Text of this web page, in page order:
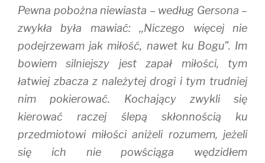
Pewna pobożna niewiasta – według Gersona –
zwykła była mawiać: ,,Niczego więcej nie
podejrzewam jak miłość, nawet ku Bogu”. Im
bowiem silniejszy jest zapał miłości, tym
łatwiej zbacza z należytej drogi i tym trudniej
nim pokierować. Kochający zwykli się
kierować raczej ślepą skłonnością ku
przedmiotowi miłości aniżeli rozumem, jeżeli
się ich nie powściąga wędzidłem